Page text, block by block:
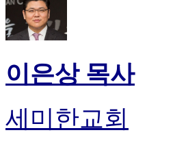
이은상 목사
세미한교회